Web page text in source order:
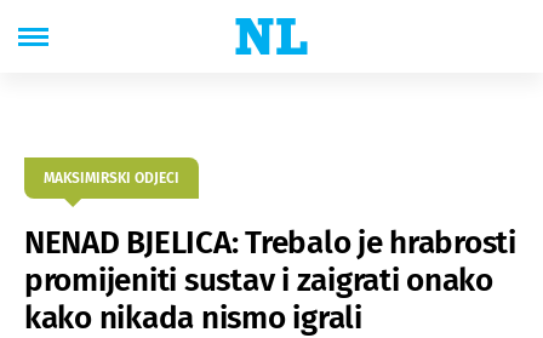
MAKSIMIRSKI ODJECI
NENAD BJELICA: Trebalo je hrabrosti
promijeniti sustav i zaigrati onako
kako nikada nismo igrali